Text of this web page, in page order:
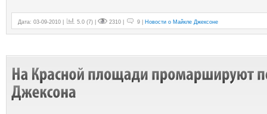
Дата: 03-09-2010 | 5.0 (7) | 2310 | 9 | Новости о Майкле Джексоне